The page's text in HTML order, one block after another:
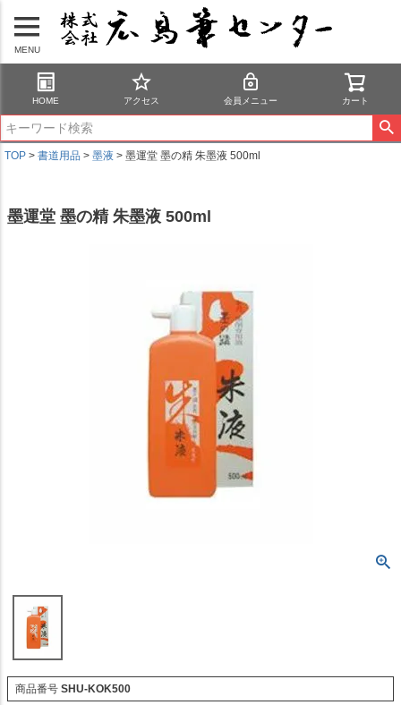
MENU
HOME アクセス 会員メニュー カート
TOP 書道用品 墨液 墨運堂 墨の精 朱墨液 500ml
墨運堂 墨の精 朱墨液 500ml
商品番号 SHU-KOK500